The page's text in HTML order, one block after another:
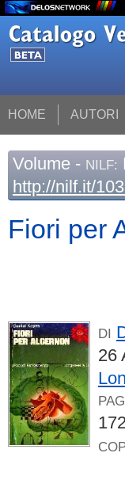
HOME AUTORI
Volume - NILF:
http://nilf.it/
Fiori per
DI
26